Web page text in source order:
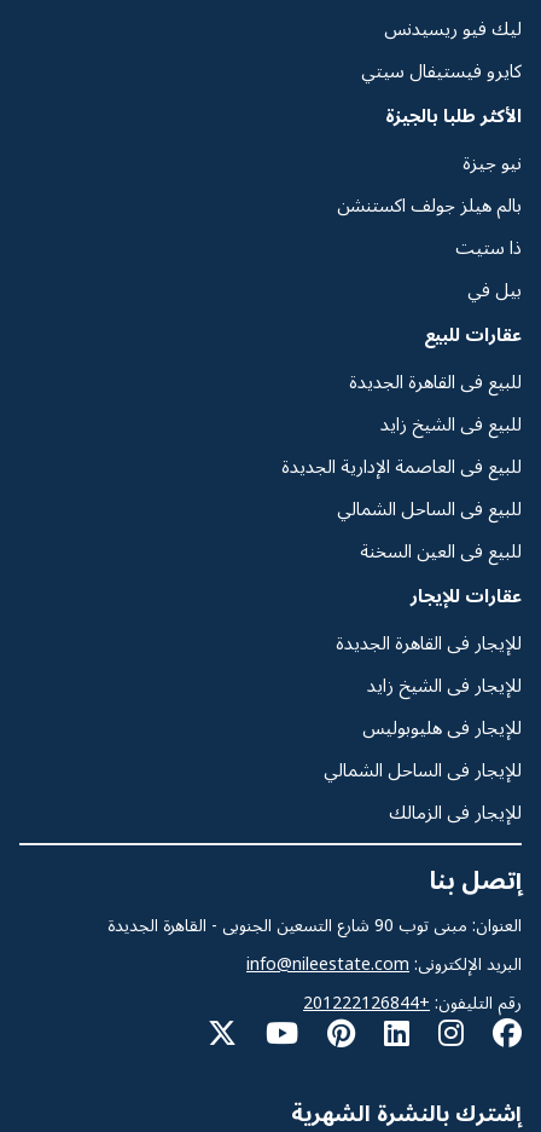
ليك فيو ريسيدنس
كايرو فيستيفال سيتي
الأكثر طلبا بالجيزة
نيو جيزة
بالم هيلز جولف اكستنشن
ذا ستيت
بيل في
عقارات للبيع
للبيع فى القاهرة الجديدة
للبيع فى الشيخ زايد
للبيع فى العاصمة الإدارية الجديدة
للبيع فى الساحل الشمالي
للبيع فى العين السخنة
عقارات للإيجار
للإيجار فى القاهرة الجديدة
للإيجار فى الشيخ زايد
للإيجار فى هليوبوليس
للإيجار فى الساحل الشمالي
للإيجار فى الزمالك
إتصل بنا
العنوان: مبنى توب 90 شارع التسعين الجنوبى - القاهرة الجديدة
البريد الإلكترونى: info@nileestate.com
رقم التليفون: +201222126844
إشترك بالنشرة الشهرية